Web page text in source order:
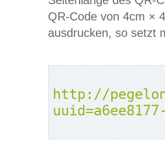
QR-Code von 4cm ×
ausdrucken, so setzt
http://